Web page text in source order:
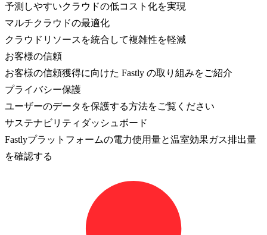
予測しやすいクラウドの低コスト化を実現
マルチクラウドの最適化
クラウドリソースを統合して複雑性を軽減
お客様の信頼
お客様の信頼獲得に向けた Fastly の取り組みをご紹介
プライバシー保護
ユーザーのデータを保護する方法をご覧ください
サステナビリティダッシュボード
Fastlyプラットフォームの電力使用量と温室効果ガス排出量
を確認する